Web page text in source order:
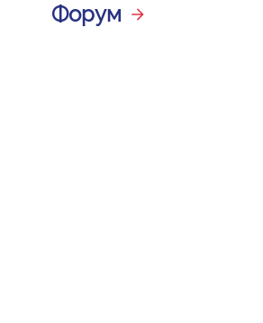
Форум